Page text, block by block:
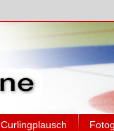
Curlingplausch